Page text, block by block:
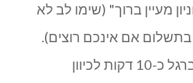
מעיין ברוך" (שימו לב לא
בתשלום אם אינכם רוצים).
משם הולכים ברגל כ-10 דקות לכיוון